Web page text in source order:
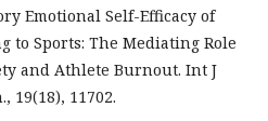
Emotional Self-Efficacy of
Sports: The Mediating Role
and Athlete Burnout. Int J
19(18), 11702.